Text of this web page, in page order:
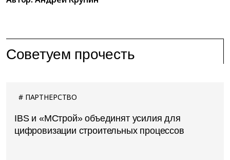
Советуем прочесть
ПАРТНЕРСТВО
IBS и «МСтрой» объединят усилия для
цифровизации строительных процессов